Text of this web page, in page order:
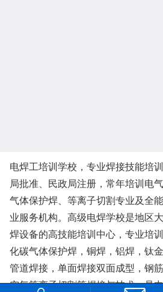
电焊工培训学校，专业焊接技能培
局批准、民政局注册，常年培训电
气体保护焊、等离子切割专业及全
业服务机构。高级电焊学校是地区
焊设备的高技能培训中心，专业培
化碳气体保护焊，铜焊，铝焊，钛
管道焊接，单面焊接双面成型，钢
空气等离子切割等焊接与技术，是